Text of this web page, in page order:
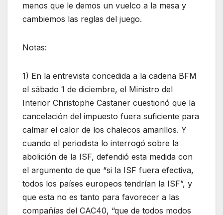
menos que le demos un vuelco a la mesa y
cambiemos las reglas del juego.
Notas:
1) En la entrevista concedida a la cadena BFM
el sábado 1 de diciembre, el Ministro del
Interior Christophe Castaner cuestionó que la
cancelación del impuesto fuera suficiente para
calmar el calor de los chalecos amarillos. Y
cuando el periodista lo interrogó sobre la
abolición de la ISF, defendió esta medida con
el argumento de que “si la ISF fuera efectiva,
todos los países europeos tendrían la ISF”, y
que esta no es tanto para favorecer a las
compañías del CAC40, “que de todos modos